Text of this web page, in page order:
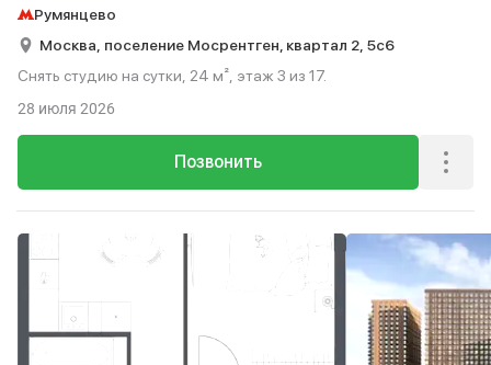
Румянцево
Москва, поселение Мосрентген, квартал 2, 5с6
Снять студию на сутки, 24 м², этаж 3 из 17.
Позвонить
28 июля 2026